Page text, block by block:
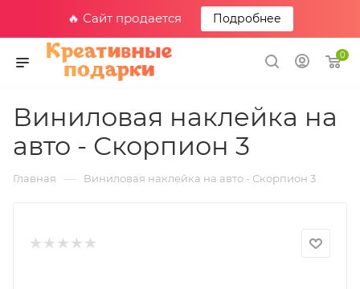
🔥 Сайт продается Подробнее
0
Виниловая наклейка на
авто - Скорпион 3
Главная — Виниловая наклейка на авто - Скорпион 3